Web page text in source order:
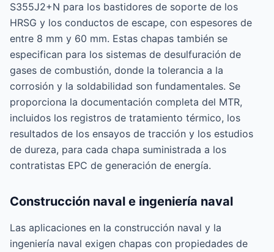
S355J2+N para los bastidores de soporte de los
HRSG y los conductos de escape, con espesores de
entre 8 mm y 60 mm. Estas chapas también se
especifican para los sistemas de desulfuración de
gases de combustión, donde la tolerancia a la
corrosión y la soldabilidad son fundamentales. Se
proporciona la documentación completa del MTR,
incluidos los registros de tratamiento térmico, los
resultados de los ensayos de tracción y los estudios
de dureza, para cada chapa suministrada a los
contratistas EPC de generación de energía.
Construcción naval e ingeniería naval
Las aplicaciones en la construcción naval y la
ingeniería naval exigen chapas con propiedades de